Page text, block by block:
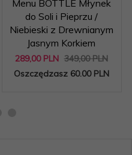
Menu BOTTLE Młynek
do Soli i Pieprzu /
Niebieski z Drewnianym
Jasnym Korkiem
289,00 PLN 349,00 PLN
Oszczędzasz 60.00 PLN